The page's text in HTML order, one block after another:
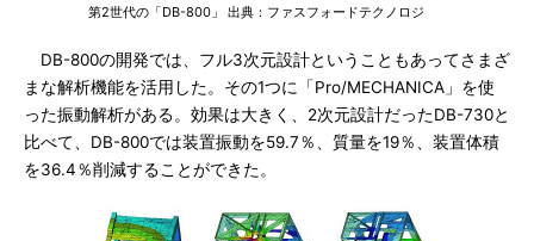
第2世代の「DB-800」 出典：ファスフォードテクノロジ
DB-800の開発では、フル3次元設計ということもあってさまざ
まな解析機能を活用した。その1つに「Pro/MECHANICA」を使
った振動解析がある。効果は大きく、2次元設計だったDB-730と
比べて、DB-800では装置振動を59.7％、質量を19％、装置体積
を36.4％削減することができた。